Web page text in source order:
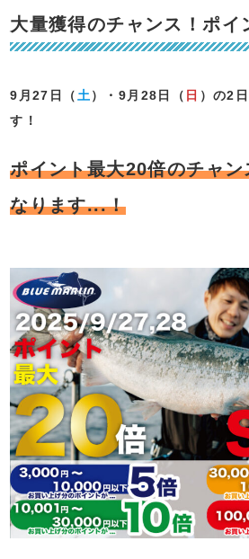
大量獲得のチャンス！ポイ
9月27日（ 土 ）・9月28日（ 日 ）の2
す！
ポイント最大20倍のチャ
なります...！